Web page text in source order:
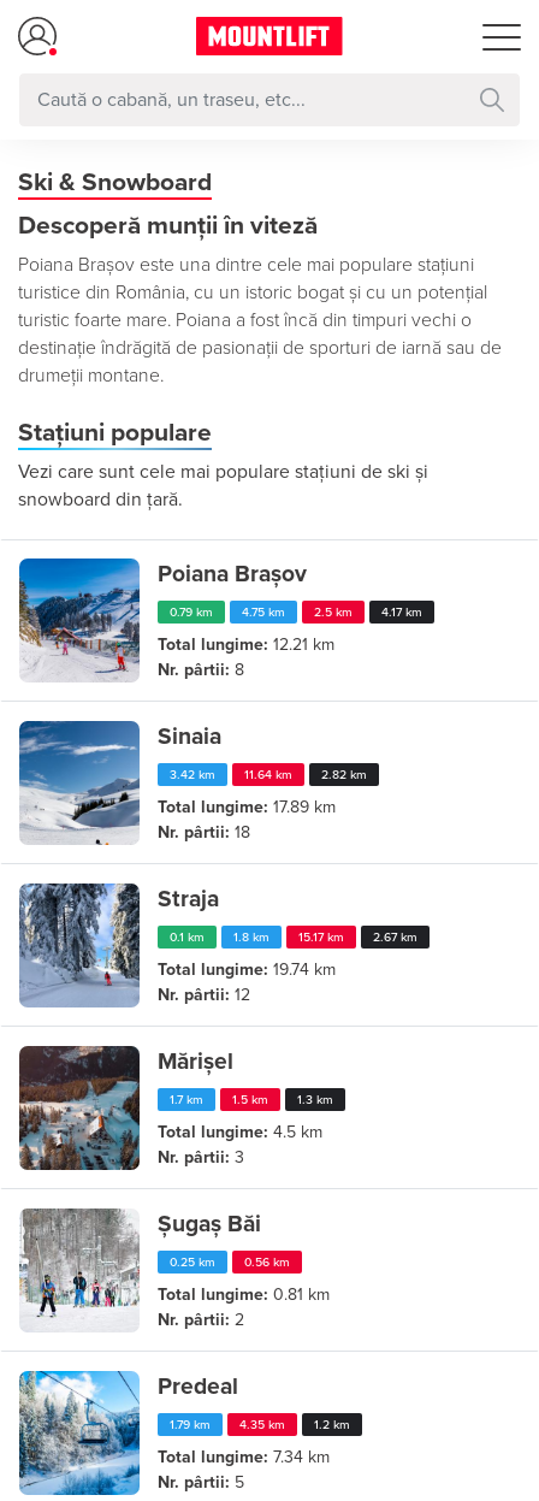
Ski & Snowboard
Descoperă munții în viteză
Poiana Brașov este una dintre cele mai populare stațiuni
turistice din România, cu un istoric bogat și cu un potențial
turistic foarte mare. Poiana a fost încă din timpuri vechi o
destinație îndrăgită de pasionații de sporturi de iarnă sau de
drumeții montane.
Stațiuni populare
Vezi care sunt cele mai populare stațiuni de ski și
snowboard din țară.
Poiana Brașov
0.79 km 4.75 km 2.5 km 4.17 km
Total lungime: 12.21 km
Nr. pârtii: 8
Sinaia
3.42 km 11.64 km 2.82 km
Total lungime: 17.89 km
Nr. pârtii: 18
Straja
0.1 km 1.8 km 15.17 km 2.67 km
Total lungime: 19.74 km
Nr. pârtii: 12
Mărișel
1.7 km 1.5 km 1.3 km
Total lungime: 4.5 km
Nr. pârtii: 3
Șugaș Băi
0.25 km 0.56 km
Total lungime: 0.81 km
Nr. pârtii: 2
Predeal
1.79 km 4.35 km 1.2 km
Total lungime: 7.34 km
Nr. pârtii: 5